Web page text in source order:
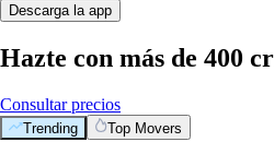
Descarga la app
Hazte con más de 400
Consultar precios
Trending Top Movers